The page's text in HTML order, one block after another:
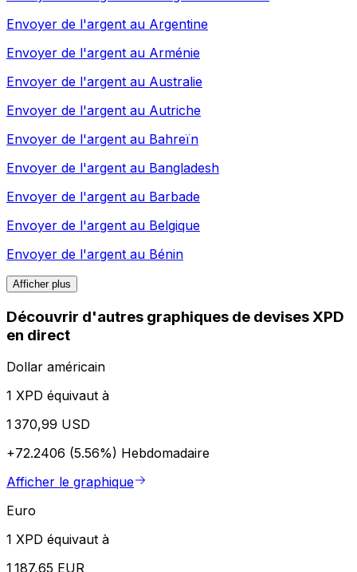
Envoyer de l'argent au Argentine
Envoyer de l'argent au Arménie
Envoyer de l'argent au Australie
Envoyer de l'argent au Autriche
Envoyer de l'argent au Bahreïn
Envoyer de l'argent au Bangladesh
Envoyer de l'argent au Barbade
Envoyer de l'argent au Belgique
Envoyer de l'argent au Bénin
Afficher plus
Découvrir d'autres graphiques de devises XPD
en direct
Dollar américain
1 XPD équivaut à
1 370,99 USD
+72.2406 (5.56%) Hebdomadaire
Afficher le graphique
Euro
1 XPD équivaut à
1 187,65 EUR